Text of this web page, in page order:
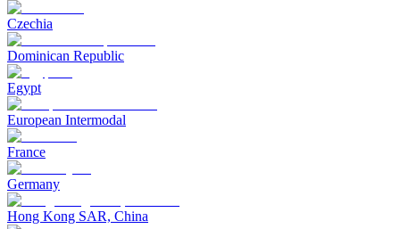
Czechia
Dominican Republic
Egypt
European Intermodal
France
Germany
Hong Kong SAR, China